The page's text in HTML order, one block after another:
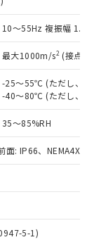
10～55Hz 複振幅
最大1000m/s2 (接点
-25～55℃ (ただし、氷
-40～80℃ (ただし、氷
～85%RH
面: IP66、NEMA4X,
5-1)
はお客
当のオ
販売拠
ご確認
当社の
たは開
成サー
Web
必要が
、当社
キシ
酸ブチ
ブチル
ル
対する
超える意
予定
エーテ
ル酸ジ
が基
害物
響を
お問
は、完
されな
サイ
その他
に一切
売する
を当
社は、
者が違
、取
あり
、ま
御
ご確
況の